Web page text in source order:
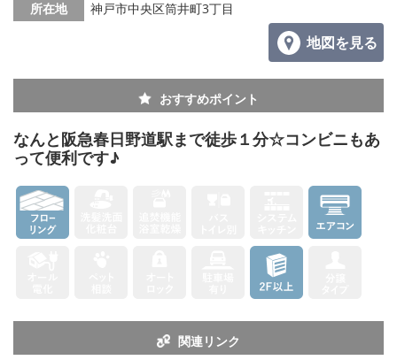
所在地
神戸市中央区筒井町3丁目
地図を見る
おすすめポイント
なんと阪急春日野道駅まで徒歩１分☆コンビニもあ
って便利です♪
関連リンク